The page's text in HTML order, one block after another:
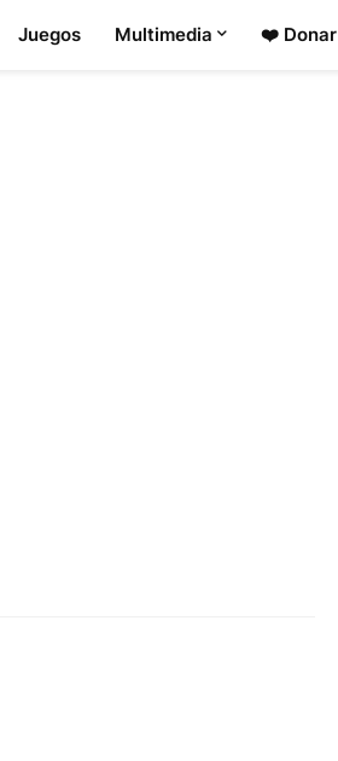
Juegos Multimedia ❤️ Donar